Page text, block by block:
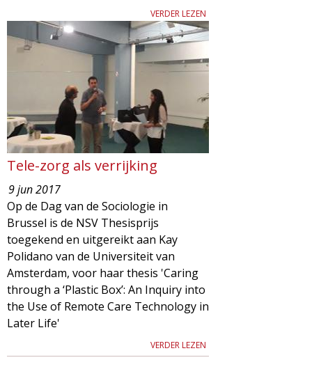
a
g
z
i
n
e
VERDER LEZEN
Tele-zorg als verrijking
9 jun 2017
Op de Dag van de Sociologie in
Brussel is de NSV Thesisprijs
toegekend en uitgereikt aan Kay
Polidano van de Universiteit van
Amsterdam, voor haar thesis 'Caring
through a ‘Plastic Box’: An Inquiry into
the Use of Remote Care Technology in
Later Life'
VERDER LEZEN